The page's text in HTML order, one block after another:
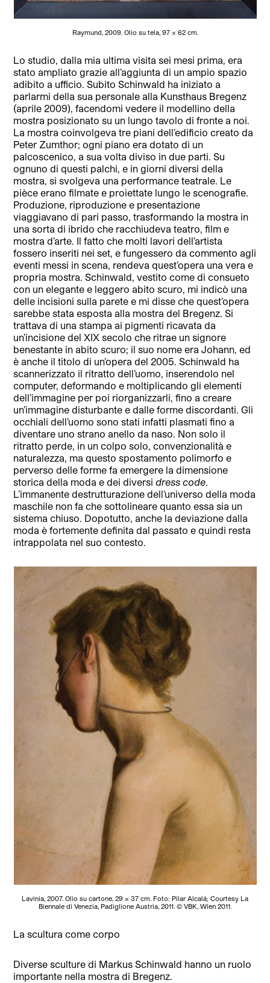
Raymund, 2009. Olio su tela, 97 x 62 cm.
Lo studio, dalla mia ultima visita sei mesi prima, era
stato ampliato grazie all’aggiunta di un ampio spazio
adibito a ufficio. Subito Schinwald ha iniziato a
parlarmi della sua personale alla Kunsthaus Bregenz
(aprile 2009), facendomi vedere il modellino della
mostra posizionato su un lungo tavolo di fronte a noi.
La mostra coinvolgeva tre piani dell’edificio creato da
Peter Zumthor; ogni piano era dotato di un
palcoscenico, a sua volta diviso in due parti. Su
ognuno di questi palchi, e in giorni diversi della
mostra, si svolgeva una performance teatrale. Le
pièce erano filmate e proiettate lungo le scenografie.
Produzione, riproduzione e presentazione
viaggiavano di pari passo, trasformando la mostra in
una sorta di ibrido che racchiudeva teatro, film e
mostra d’arte. Il fatto che molti lavori dell’artista
fossero inseriti nei set, e fungessero da commento agli
eventi messi in scena, rendeva quest’opera una vera e
propria mostra. Schinwald, vestito come di consueto
con un elegante e leggero abito scuro, mi indicò una
delle incisioni sulla parete e mi disse che quest’opera
sarebbe stata esposta alla mostra del Bregenz. Si
trattava di una stampa ai pigmenti ricavata da
un’incisione del XIX secolo che ritrae un signore
benestante in abito scuro; il suo nome era Johann, ed
è anche il titolo di un’opera del 2005. Schinwald ha
scannerizzato il ritratto dell’uomo, inserendolo nel
computer, deformando e moltiplicando gli elementi
dell’immagine per poi riorganizzarli, fino a creare
un’immagine disturbante e dalle forme discordanti. Gli
occhiali dell’uomo sono stati infatti plasmati fino a
diventare uno strano anello da naso. Non solo il
ritratto perde, in un colpo solo, convenzionalità e
naturalezza, ma questo spostamento polimorfo e
perverso delle forme fa emergere la dimensione
storica della moda e dei diversidress code.
L’immanente destrutturazione dell’universo della moda
maschile non fa che sottolineare quanto essa sia un
sistema chiuso. Dopotutto, anche la deviazione dalla
moda è fortemente definita dal passato e quindi resta
intrappolata nel suo contesto.
Lavinia, 2007. Olio su cartone, 29 x 37 cm. Foto: Pilar Alcalá; Courtesy La
Biennale di Venezia, Padiglione Austria, 2011. © VBK, Wien 2011.
La scultura come corpo
Diverse sculture di Markus Schinwald hanno un ruolo
importante nella mostra di Bregenz.